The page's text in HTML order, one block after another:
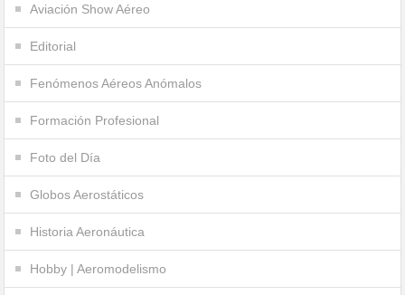
Aviación Show Aéreo
Editorial
Fenómenos Aéreos Anómalos
Formación Profesional
Foto del Día
Globos Aerostáticos
Historia Aeronáutica
Hobby | Aeromodelismo